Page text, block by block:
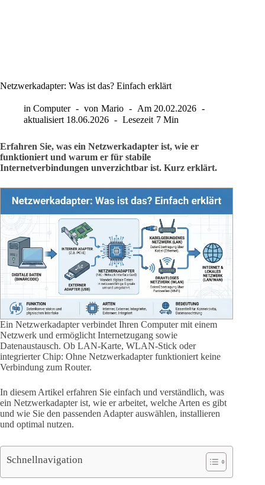
Netzwerkadapter: Was ist das? Einfach erklärt
in Computer von Mario Am 20.02.2026
aktualisiert 18.06.2026 Lesezeit 7 Min
Erfahren Sie, was ein Netzwerkadapter ist, wie er
funktioniert und warum er für stabile
Internetverbindungen unverzichtbar ist. Kurz erklärt.
Ein Netzwerkadapter verbindet Ihren Computer mit einem
Netzwerk und ermöglicht Internetzugang sowie
Datenaustausch. Ob LAN-Karte, WLAN-Stick oder
integrierter Chip: Ohne Netzwerkadapter funktioniert keine
Verbindung zum Router.
In diesem Artikel erfahren Sie einfach und verständlich, was
ein Netzwerkadapter ist, wie er arbeitet, welche Arten es gibt
und wie Sie den passenden Adapter auswählen, installieren
und optimal nutzen.
Schnellnavigation